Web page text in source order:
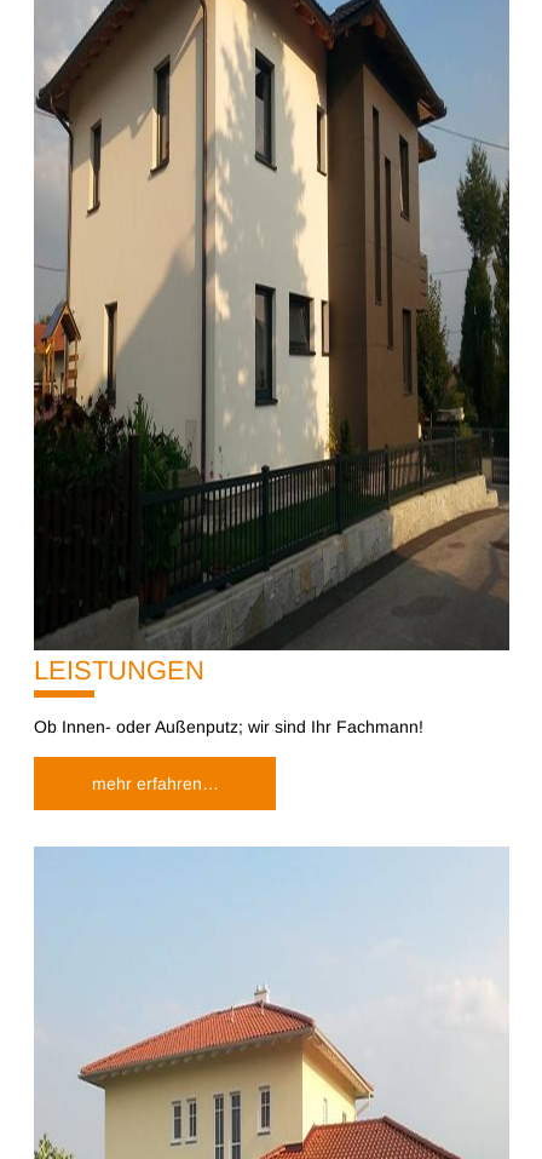
LEISTUNGEN
Ob Innen- oder Außenputz; wir sind Ihr Fachmann!
mehr erfahren…